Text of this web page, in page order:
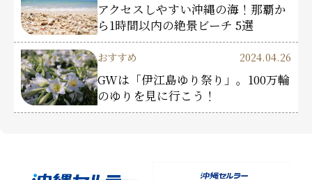
アクセスしやすい沖縄の海！那覇か
ら1時間以内の絶景ビーチ 5選
おすすめ 2024.04.26
GWは「伊江島ゆり祭り」。100万輪
のゆりを見に行こう！